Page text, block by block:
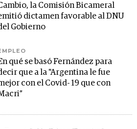
la Comisión Bicameral
dictamen favorable al DNU
Gobierno
EMPLEO
qué se basó Fernández para
que a la "Argentina le fue
con el Covid- 19 que con